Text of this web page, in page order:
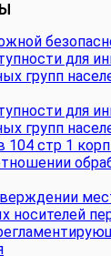
для
групп
для
групп
104 стр 1 корп
носителей